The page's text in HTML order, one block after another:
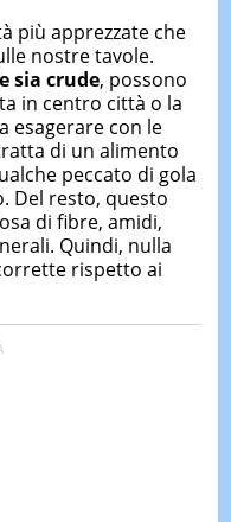
LE
IERI
più apprezzate che
nostre tavole.
sia crude, possono
in centro città o la
esagerare con le
di un alimento
peccato di gola
Del resto, questo
di fibre, amidi,
Quindi, nulla
rispetto ai